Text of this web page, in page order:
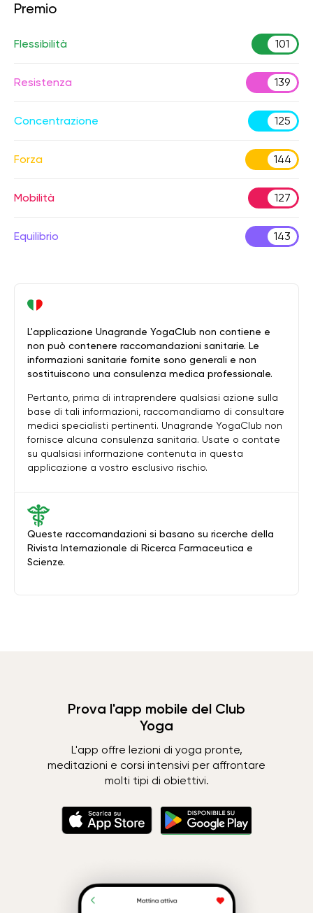
Premio
Flessibilità 101
Resistenza 139
Concentrazione 125
Forza 144
Mobilità 127
Equilibrio 143
Queste raccomandazioni si basano su ricerche della
Rivista Internazionale di Ricerca Farmaceutica e
Scienze.
L'applicazione Unagrande YogaClub non contiene e
non può contenere raccomandazioni sanitarie. Le
informazioni sanitarie fornite sono generali e non
sostituiscono una consulenza medica professionale.
Pertanto, prima di intraprendere qualsiasi azione sulla
base di tali informazioni, raccomandiamo di consultare
medici specialisti pertinenti. Unagrande YogaClub non
fornisce alcuna consulenza sanitaria. Usate o contate
su qualsiasi informazione contenuta in questa
applicazione a vostro esclusivo rischio.
Prova l'app mobile del Club
Yoga
L'app offre lezioni di yoga pronte,
meditazioni e corsi intensivi per affrontare
molti tipi di obiettivi.